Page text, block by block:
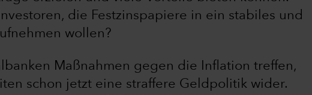
die Festzinspapiere in ein stabiles und
wollen?
Maßnahmen gegen die Inflation treffen,
schon jetzt eine straffere Geldpolitik wider.